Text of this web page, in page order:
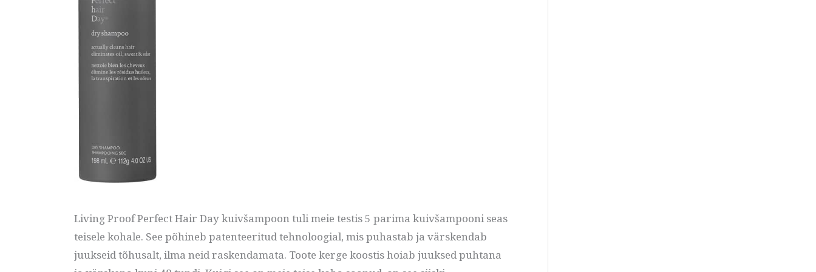
Living Proof Perfect Hair Day kuivšampoon tuli meie testis 5 parima kuivšampooni seas
teisele kohale. See põhineb patenteeritud tehnoloogial, mis puhastab ja värskendab
juukseid tõhusalt, ilma neid raskendamata. Toote kerge koostis hoiab juuksed puhtana